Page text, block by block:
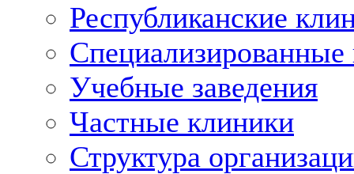
Республиканские
Учебные заведения
Частные клиники
Структура